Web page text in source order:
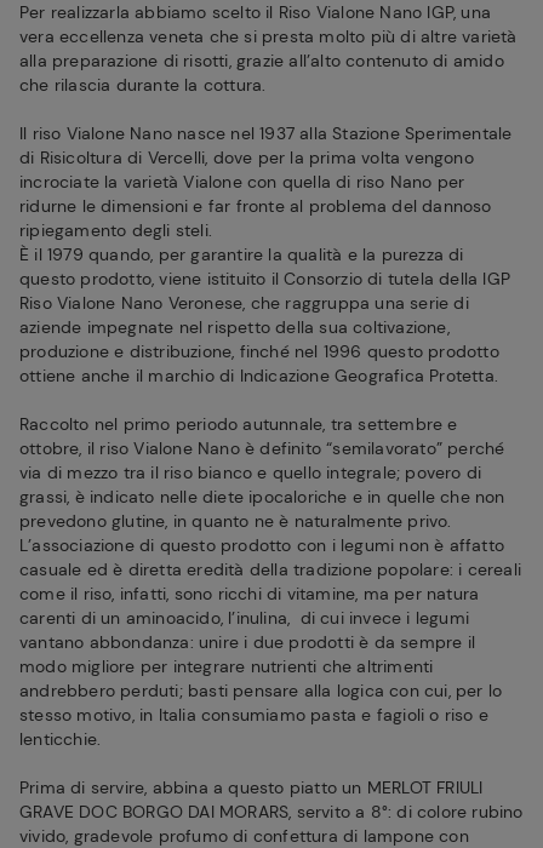
Per realizzarla abbiamo scelto il Riso Vialone Nano IGP, una
vera eccellenza veneta che si presta molto più di altre varietà
alla preparazione di risotti, grazie all’alto contenuto di amido
che rilascia durante la cottura.
Il riso Vialone Nano nasce nel 1937 alla Stazione Sperimentale
di Risicoltura di Vercelli, dove per la prima volta vengono
incrociate la varietà Vialone con quella di riso Nano per
ridurne le dimensioni e far fronte al problema del dannoso
ripiegamento degli steli.
È il 1979 quando, per garantire la qualità e la purezza di
questo prodotto, viene istituito il Consorzio di tutela della IGP
Riso Vialone Nano Veronese, che raggruppa una serie di
aziende impegnate nel rispetto della sua coltivazione,
produzione e distribuzione, finché nel 1996 questo prodotto
ottiene anche il marchio di Indicazione Geografica Protetta.
Raccolto nel primo periodo autunnale, tra settembre e
ottobre, il riso Vialone Nano è definito “semilavorato” perché
via di mezzo tra il riso bianco e quello integrale; povero di
grassi, è indicato nelle diete ipocaloriche e in quelle che non
prevedono glutine, in quanto ne è naturalmente privo.
L’associazione di questo prodotto con i legumi non è affatto
casuale ed è diretta eredità della tradizione popolare: i cereali
come il riso, infatti, sono ricchi di vitamine, ma per natura
carenti di un aminoacido, l’inulina, di cui invece i legumi
vantano abbondanza: unire i due prodotti è da sempre il
modo migliore per integrare nutrienti che altrimenti
andrebbero perduti; basti pensare alla logica con cui, per lo
stesso motivo, in Italia consumiamo pasta e fagioli o riso e
lenticchie.
Prima di servire, abbina a questo piatto un MERLOT FRIULI
GRAVE DOC BORGO DAI MORARS, servito a 8°: di colore rubino
vivido, gradevole profumo di confettura di lampone con